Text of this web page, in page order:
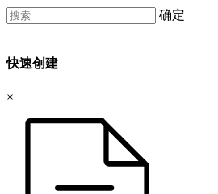
确定
快速创建
×